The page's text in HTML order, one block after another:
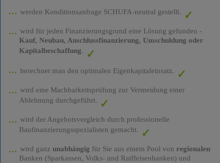
werden Konditionsanfrage SCHUFA-neutral gestellt.
wird für jeden Finanzierungsgrund eine Lösung gefunden -
Kauf, Neubau, Anschlussfinanzierung, Umschuldung oder
Kapitalbeschaffung.
berechnet man den optimalen Eigenkapitaleinsatz.
wird eine Machbarkeitsprüfung zur Vermeidung einer
Ablehnung durchgeführt.
wird der Angebotsvergleich durch professionelle
Baufinanzierungsspezialisten gemacht.
wird ganz unabhängig für Sie aus einem Pool von regionalen
Banken (Sparkassen, Volks- und Raiffeisenbanken) und